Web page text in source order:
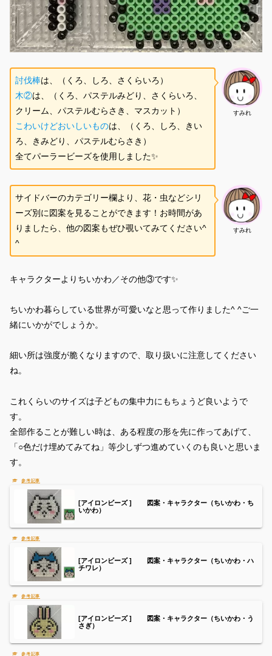
すみれ
討伐棒は、（くろ、しろ、さくらいろ）
木②は、（くろ、パステルみどり、さくらいろ、
クリーム、パステルむらさき、マスカット）
こわいけどおいしいものは、（くろ、しろ、きい
ろ、きみどり、パステルむらさき）
全てパーラービーズを使用しました✨
すみれ
サイドバーのカテゴリー欄より、花・虫などシリ
ーズ別に図案を見ることができます！お時間があ
りましたら、他の図案もぜひ覗いてみてください^
^
キャラクターよりちいかわ／その他③です✨
ちいかわ暮らしている世界が可愛いなと思って作りました^ ^ご一
緒にいかがでしょうか。
細い所は強度が脆くなりますので、取り扱いに注意してください
ね。
これくらいのサイズは子どもの集中力にもちょうど良いようで
す。
全部作ることが難しい時は、ある程度の形を先に作ってあげて、
「○色だけ埋めてみてね」等少しずつ進めていくのも良いと思いま
す。
[アイロンビーズ ] 図案・キャラクター（ちいかわ・ち
いかわ）
[アイロンビーズ ] 図案・キャラクター（ちいかわ・ハ
チワレ）
[アイロンビーズ ] 図案・キャラクター（ちいかわ・う
さぎ）